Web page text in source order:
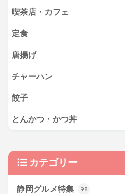
喫茶店・カフェ
定食
唐揚げ
チャーハン
餃子
とんかつ・かつ丼
カテゴリー
静岡グルメ特集 98